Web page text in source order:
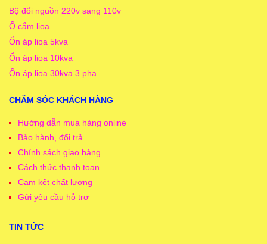
Bộ đổi nguồn 220v sang 110v
Ổ cắm lioa
Ổn áp lioa 5kva
Ổn áp lioa 10kva
Ổn áp lioa 30kva 3 pha
CHĂM SÓC KHÁCH HÀNG
Hướng dẫn mua hàng online
Bảo hành, đổi trả
Chính sách giao hàng
Cách thức thanh toan
Cam kết chất lượng
Gửi yêu cầu hỗ trợ
TIN TỨC